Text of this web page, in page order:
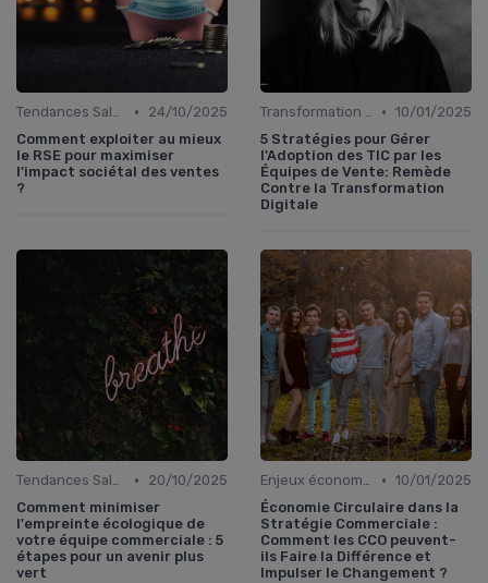
Tendances Sales & innovation commerciale •
24/10/2025
Comment exploiter au mieux
le RSE pour maximiser
l'impact sociétal des ventes
?
Transformation digitale des ventes • 10/01/2025
5 Stratégies pour Gérer
l'Adoption des TIC par les
Équipes de Vente: Remède
Contre la Transformation
Digitale
Tendances Sales & innovation commerciale •
20/10/2025
Comment minimiser
l'empreinte écologique de
votre équipe commerciale : 5
étapes pour un avenir plus
vert
Enjeux économiques et marché B2B • 10/01/2025
Économie Circulaire dans la
Stratégie Commerciale :
Comment les CCO peuvent-
ils Faire la Différence et
Impulser le Changement ?